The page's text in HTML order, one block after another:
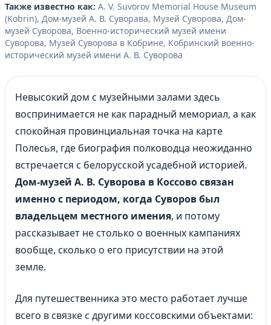
Также известно как: A. V. Suvorov Memorial House Museum
(Kobrin), Дом-музей А. В. Суворава, Музей Суворова, Дом-
музей Суворова, Военно-исторический музей имени
Суворова, Музей Суворова в Кобрине, Кобринский военно-
исторический музей имени А. В. Суворова
Невысокий дом с музейными залами здесь
воспринимается не как парадный мемориал, а как
спокойная провинциальная точка на карте
Полесья, где биография полководца неожиданно
встречается с белорусской усадебной историей.
Дом-музей А. В. Суворова в Коссово связан
именно с периодом, когда Суворов был
владельцем местного имения, и потому
рассказывает не столько о военных кампаниях
вообще, сколько о его присутствии на этой
земле.
Для путешественника это место работает лучше
всего в связке с другими коссовскими объектами: